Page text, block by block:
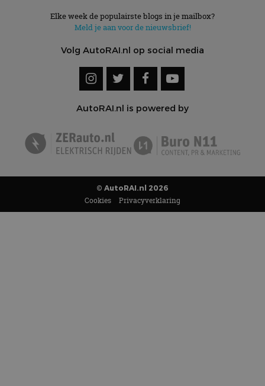
Elke week de populairste blogs in je mailbox?
Meld je aan voor de nieuwsbrief!
Volg AutoRAI.nl op social media
AutoRAI.nl is powered by
© AutoRAI.nl 2026
Cookies Privacyverklaring